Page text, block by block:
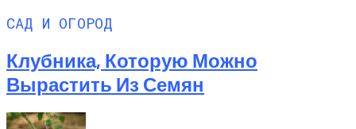
САД И ОГОРОД
Клубника, Которую Можно
Вырастить Из Семян